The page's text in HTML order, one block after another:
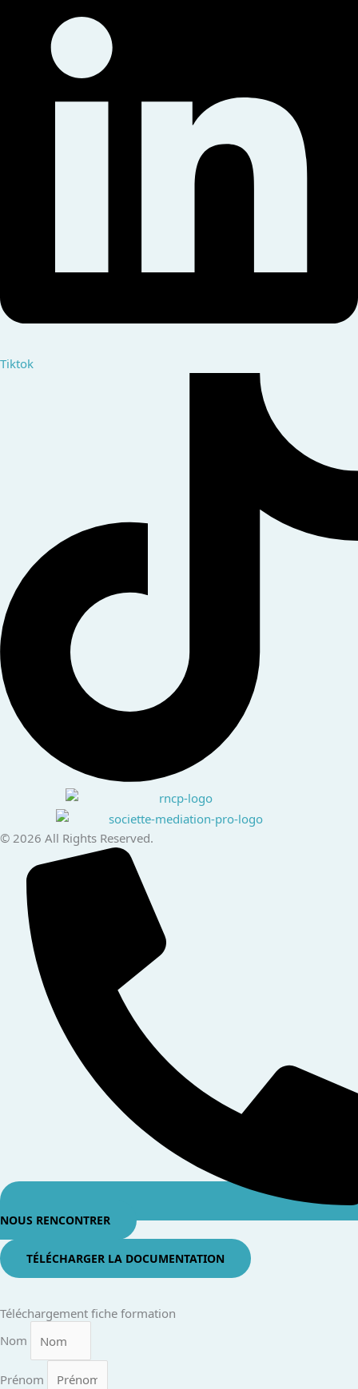
Tiktok
© 2026 All Rights Reserved.
NOUS RENCONTRER
TÉLÉCHARGER LA DOCUMENTATION
Téléchargement fiche formation
Nom
Prénom